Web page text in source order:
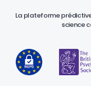
La plateforme
science